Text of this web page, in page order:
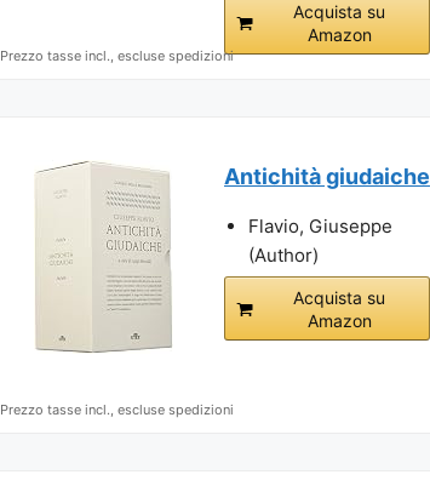
Acquista su
Amazon
Prezzo tasse incl., escluse spedizioni
Antichità giudaiche
Flavio, Giuseppe
(Author)
Acquista su
Amazon
Prezzo tasse incl., escluse spedizioni